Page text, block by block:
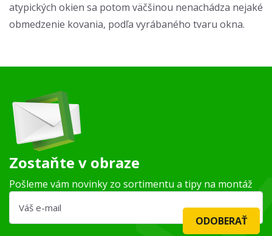
atypických okien sa potom väčšinou nenachádza nejaké
obmedzenie kovania, podľa vyrábaného tvaru okna.
Zostaňte v obraze
Pošleme vám novinky zo sortimentu a tipy na montáž
ODOBERAŤ